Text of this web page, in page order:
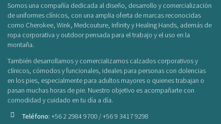
Somos una compañía dedicada al diseño, desarrollo y comercialización
de uniformes clínicos, con una amplia oferta de marcas reconocidas
como Cherokee, Wink, Medcouture, Infinity y Healing Hands, además de
ropa corporativa y outdoor pensada para el trabajo y el uso en la
montaña.
También desarrollamos y comercializamos calzados corporativos y
clínicos, cómodos y funcionales, ideales para personas con dolencias
en los pies, especialmente para adultos mayores o quienes trabajan o
pasan muchas horas de pie. Nuestro objetivo es acompañarte con
comodidad y cuidado en tu día a día.
Teléfono: +56 2 2984 9700 / +56 9 3417 9298